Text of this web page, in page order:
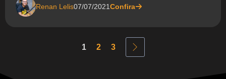
Renan Lelis07/07/2021Confira
1 2 3